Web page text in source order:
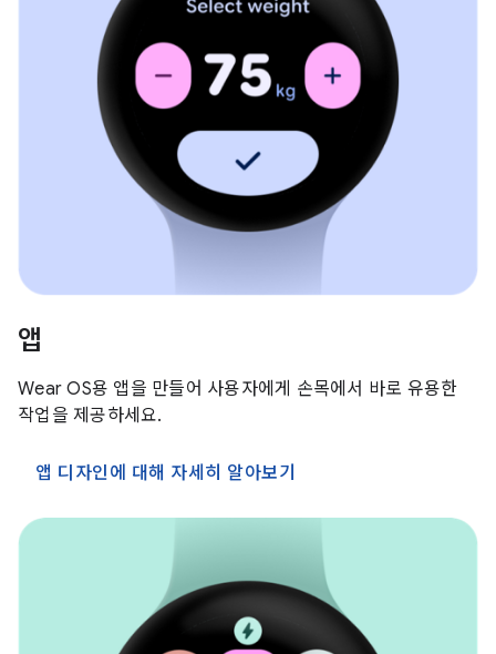
앱
Wear OS용 앱을 만들어 사용자에게 손목에서 바로 유용한
작업을 제공하세요.
앱 디자인에 대해 자세히 알아보기